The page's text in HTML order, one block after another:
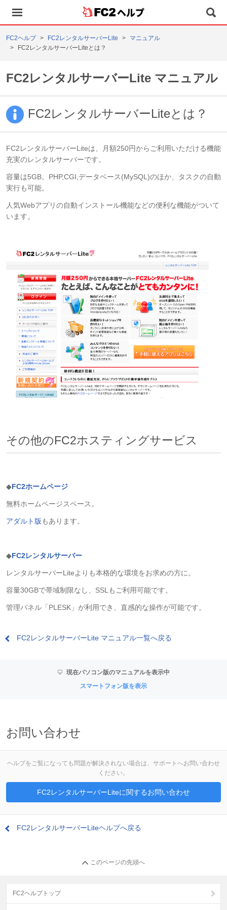
ヘルプ
FC2ヘルプ FC2レンタルサーバーLite
マニュアル
FC2レンタルサーバーLiteとは？
FC2レンタルサーバーLite マニュアル
FC2レンタルサーバーLiteとは？
FC2レンタルサーバーLiteは、月額250円からご利用いただける機能
充実のレンタルサーバーです。
容量は5GB。PHP,CGI,データベース(MySQL)のほか、タスクの自動
実行も可能。
人気Webアプリの自動インストール機能などの便利な機能がついて
います。
その他のFC2ホスティングサービス
◆FC2ホームページ
無料ホームページスペース。
アダルト版もあります。
◆FC2レンタルサーバー
レンタルサーバーLiteよりも本格的な環境をお求めの方に。
容量30GBで帯域制限なし、SSLもご利用可能です。
管理パネル「PLESK」が利用でき、直感的な操作が可能です。
FC2レンタルサーバーLite マニュアル一覧へ戻る
現在パソコン版のマニュアルを表示中
スマートフォン版を表示
お問い合わせ
ヘルプをご覧になっても問題が解決されない場合は、サポートへお問い合わせ
ください。
FC2レンタルサーバーLiteに関するお問い合わせ
FC2レンタルサーバーLiteヘルプへ戻る
このページの先頭へ
FC2ヘルプトップ